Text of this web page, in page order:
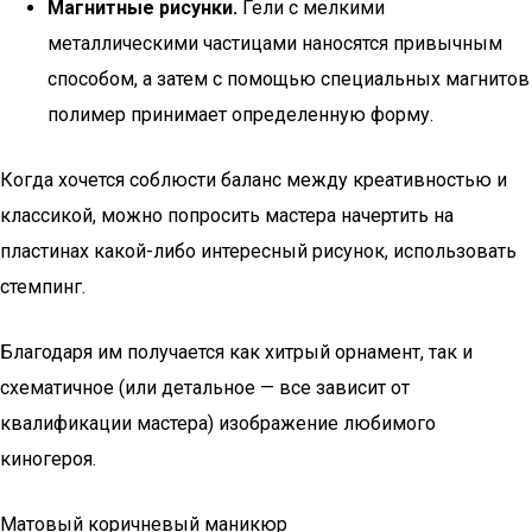
Магнитные рисунки. Гели с мелкими
металлическими частицами наносятся привычным
способом, а затем с помощью специальных магнитов
полимер принимает определенную форму.
Когда хочется соблюсти баланс между креативностью и
классикой, можно попросить мастера начертить на
пластинах какой-либо интересный рисунок, использовать
стемпинг.
Благодаря им получается как хитрый орнамент, так и
схематичное (или детальное — все зависит от
квалификации мастера) изображение любимого
киногероя.
Матовый коричневый маникюр